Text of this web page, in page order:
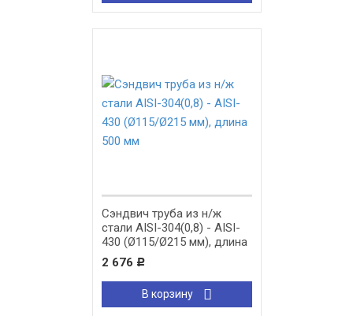
Сэндвич труба из н/ж
стали AISI-304(0,8) - AISI-
430 (Ø115/Ø215 мм), длина
500 мм
2 676 Р
В корзину